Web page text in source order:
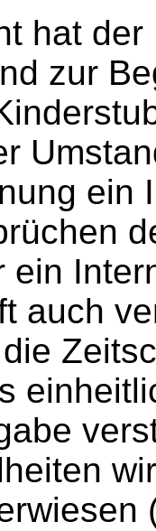
hat
zur
ein
ein
auch